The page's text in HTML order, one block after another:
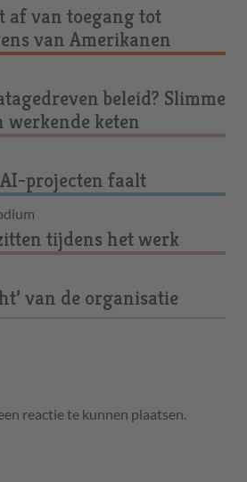
af van toegang tot
van Amerikanen
beleid? Slimme
werkende keten
projecten faalt
tijdens het werk
van de organisatie
reactie te kunnen plaatsen.